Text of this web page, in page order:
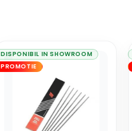
DISPONIBIL IN SHOWROOM
PROMOTIE